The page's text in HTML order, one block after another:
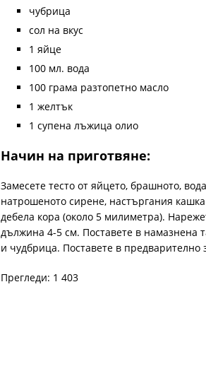
чубрица
сол на вкус
1 яйце
100 мл. вода
100 грама разтопетно масло
1 желтък
1 супена лъжица олио
Начин на приготвяне:
Замесете тесто от яйцето, брашното,
натрошеното сирене, настъргания
дебела кора (около 5 милиметра).
дължина 4-5 см. Поставете в намазнена
и чудбрица. Поставете в
Прегледи: 1 403